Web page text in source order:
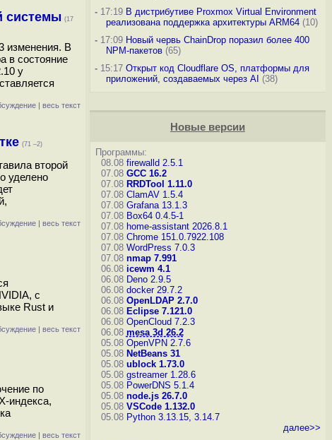
системы (17
изменения. В
в состояние
у
| весь текст
(71 –2)
второй
уделено
| весь текст
с
Rust и
| весь текст
по
индекса,
| весь текст
-17:19 В дистрибутиве Proxmox Virtual Environment
реализована поддержка архитектуры ARM64(10)
-17:09 Новый червь ChainDrop поразил более 400
NPM-пакетов(65)
-15:17 Открыт код Cloudflare OS, платформы для
приложений, создаваемых через AI (38)
Новые версии
Программы:
08.08 firewalld 2.5.1
07.08 GCC 16.2
07.08 RRDTool 1.11.0
07.08 ClamAV 1.5.4
07.08 Grafana 13.1.3
07.08 Box64 0.4.5-1
07.08 home-assistant 2026.8.1
07.08 Chrome 151.0.7922.108
07.08 WordPress 7.0.3
07.08 nmap 7.991
06.08 icewm 4.1
06.08 Deno 2.9.5
06.08 docker 29.7.2
06.08 OpenLDAP 2.7.0
06.08 Eclipse 7.121.0
06.08 OpenCloud 7.2.3
06.08 mesa 3d 26.2
05.08 OpenVPN 2.7.6
05.08 NetBeans 31
05.08 ublock 1.73.0
05.08 gstreamer 1.28.6
05.08 PowerDNS 5.1.4
05.08 node.js 26.7.0
05.08 VSCode 1.132.0
05.08 Python 3.13.15, 3.14.7
далее>>